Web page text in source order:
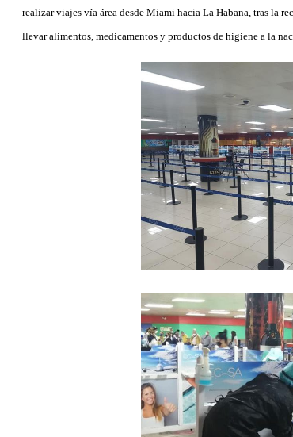
realizar viajes vía área desde Miami hacia La Habana, tras la
llevar alimentos, medicamentos y productos de higiene a la